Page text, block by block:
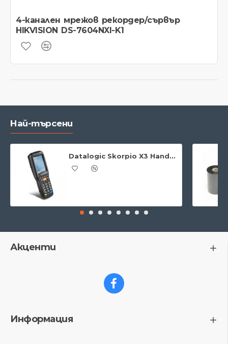
4-канален мрежов рекордер/сървър
HIKVISION DS-7604NXI-K1
Най-търсени
Datalogic Skorpio X3 Handheld + WiFi & Bluetooth
Акценти
Информация